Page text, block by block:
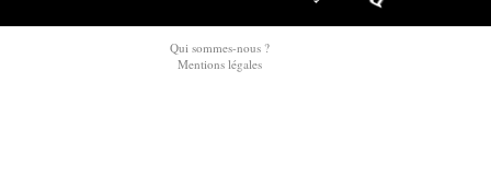
Qui sommes-nous ?
Mentions légales